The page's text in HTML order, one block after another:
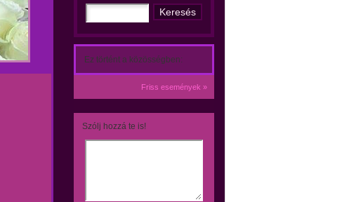
Ez történt a közösségben:
Friss események »
Szólj hozzá te is!